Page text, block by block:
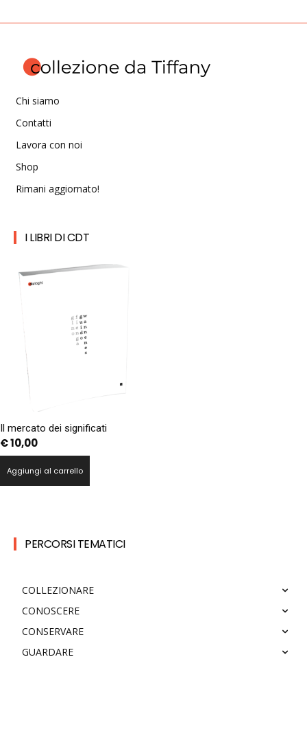
Chi siamo
Contatti
Lavora con noi
Shop
Rimani aggiornato!
I LIBRI DI CDT
Il mercato dei significati
€10,00
Aggiungi al carrello
PERCORSI TEMATICI
COLLEZIONARE
CONOSCERE
CONSERVARE
GUARDARE